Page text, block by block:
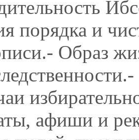
порядка и
Образ
афиши и